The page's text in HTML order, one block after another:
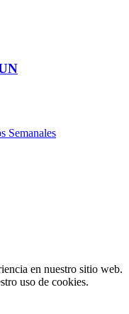
Semanales
en nuestro sitio web.
uso de cookies.